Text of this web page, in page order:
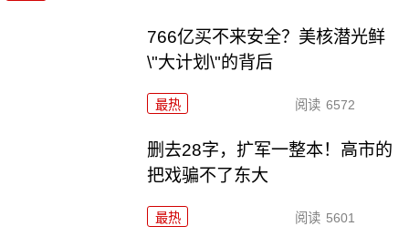
766亿买不来安全？美核潜光鲜
\"大计划\"的背后
最热 阅读 6572
删去28字，扩军一整本！高市的
把戏骗不了东大
最热 阅读 5601